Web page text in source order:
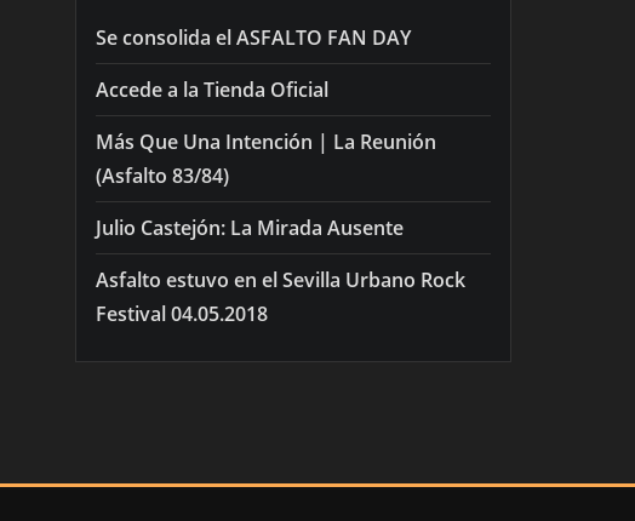
Se consolida el ASFALTO FAN DAY
Accede a la Tienda Oficial
Más Que Una Intención | La Reunión
(Asfalto 83/84)
Julio Castejón: La Mirada Ausente
Asfalto estuvo en el Sevilla Urbano Rock
Festival 04.05.2018